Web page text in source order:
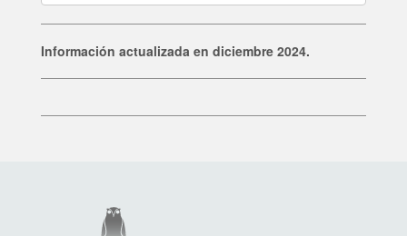
Información actualizada en diciembre 2024.